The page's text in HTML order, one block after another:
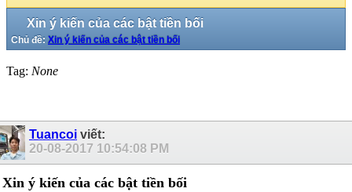
Xin ý kiến của các bật tiền bối
Chủ đề: Xin ý kiến của các bật tiền bối
Tag: None
Tuancoi viết:
20-08-2017 10:54:08 PM
Xin ý kiến của các bật tiền bối